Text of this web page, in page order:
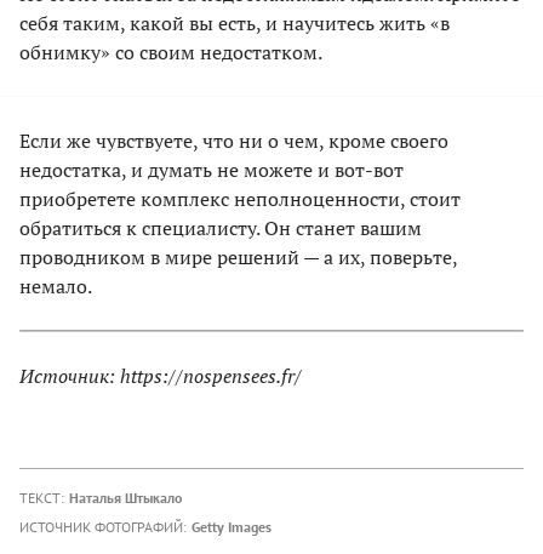
себя таким, какой вы есть, и научитесь жить «в
обнимку» со своим недостатком.
Если же чувствуете, что ни о чем, кроме своего
недостатка, и думать не можете и вот-вот
приобретете комплекс неполноценности, стоит
обратиться к специалисту. Он станет вашим
проводником в мире решений — а их, поверьте,
немало.
Источник: https://nospensees.fr/
ТЕКСТ: Наталья Штыкало
ИСТОЧНИК ФОТОГРАФИЙ: Getty Images